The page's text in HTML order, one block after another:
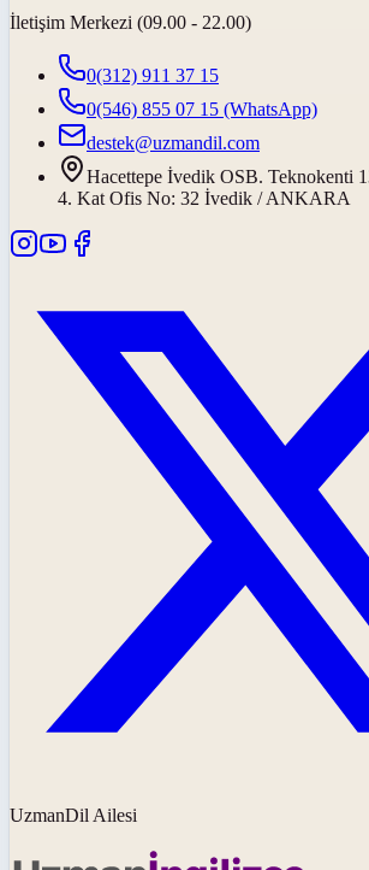
İletişim Merkezi (09.00 - 22.00)
0(312) 911 37 15
0(546) 855 07 15 (WhatsApp)
destek@uzmandil.com
Hacettepe İvedik OSB. Teknokenti
4. Kat Ofis No: 32 İvedik / ANKARA
UzmanDil Ailesi